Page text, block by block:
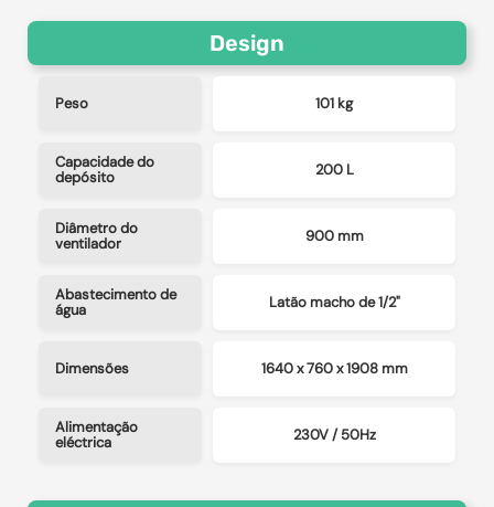
Design
Peso 101 kg
Capacidade do
depósito
200 L
Diâmetro do
ventilador
900 mm
Abastecimento de
água
Latão macho de 1/2"
Dimensões 1640 x 760 x 1908 mm
Alimentação
eléctrica
230V / 50Hz